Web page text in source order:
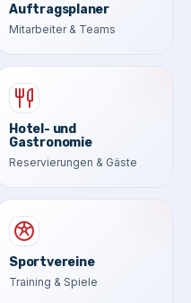
Auftragsplaner
Mitarbeiter & Teams
Hotel- und
Gastronomie
Reservierungen & Gäste
Sportvereine
Training & Spiele